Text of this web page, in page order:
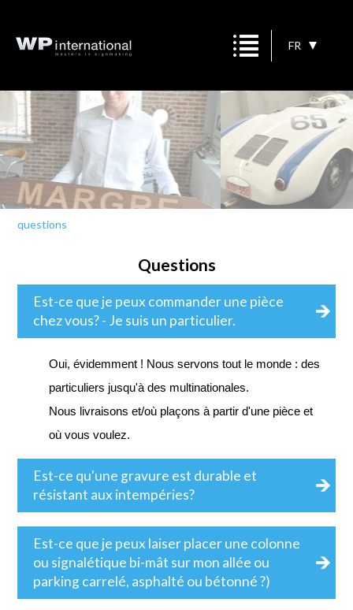
FR
questions
Questions
Est-ce que je peux commander une pièce
chez vous? - Je suis un particulier.
Oui, évidemment ! Nous servons tout le monde : des
particuliers jusqu'à des multinationales.
Nous livraisons et/où plaçons à partir d'une pièce et
où vous voulez.
Est-ce qu'une gravure est durable et
résistant aux intempéries?
Est-ce que je peux laiser placer une colonne
ou signalétique bi-mât sur mon allée ou
parking carrelé, asphalté ou bétonné ?)